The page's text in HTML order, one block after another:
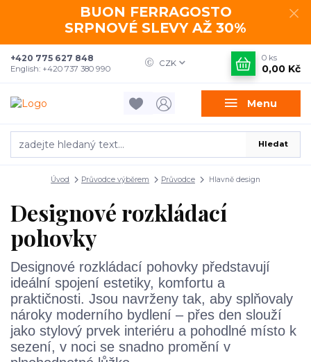
BUON FERRAGOSTO
SRPNOVÉ SLEVY AŽ 30%
Menu
CZK
Hledat
+420 775 627 848
English: +420 737 380 990
0 ks
0,00 Kč
Úvod Průvodce výběrem Průvodce Hlavně design
Designové rozkládací
pohovky
Designové rozkládací pohovky představují
ideální spojení estetiky, komfortu a
praktičnosti. Jsou navrženy tak, aby splňovaly
nároky moderního bydlení – přes den slouží
jako stylový prvek interiéru a pohodlné místo k
sezení, v noci se snadno promění v